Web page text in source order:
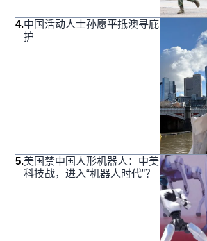
4.中国活动人士孙愿平抵澳寻庇
护
5.美国禁中国人形机器人：中美
科技战，进入“机器人时代”？